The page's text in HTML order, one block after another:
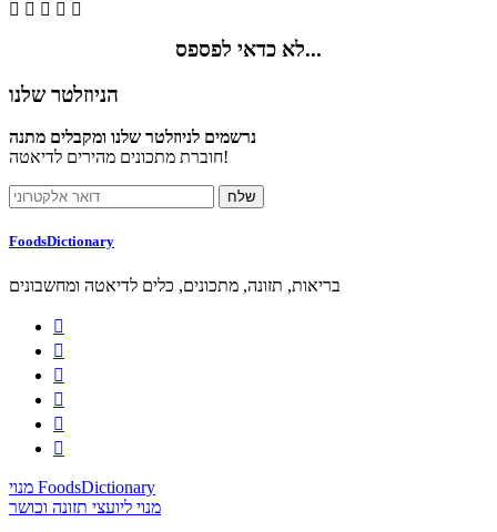
    
לא כדאי לפספס...
הניוזלטר שלנו
נרשמים לניוזלטר שלנו ומקבלים מתנה
חוברת מתכונים מהירים לדיאטה!
FoodsDictionary
בריאות, תזונה, מתכונים, כלים לדיאטה ומחשבונים






מנוי FoodsDictionary
מנוי ליועצי תזונה וכושר